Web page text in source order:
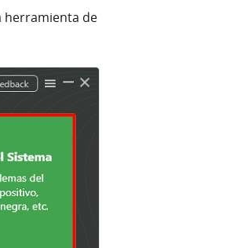
herramienta de